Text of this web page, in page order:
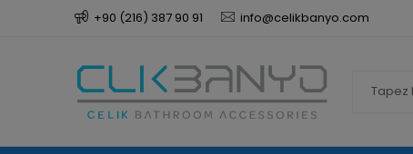
+90 (216) 387 90 91 info@celikbanyo.com